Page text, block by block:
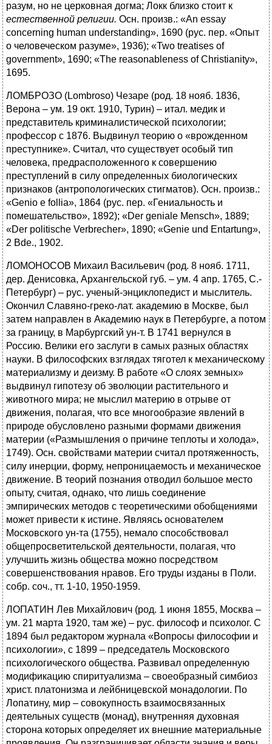
разум, но не церковная догма; Локк близко стоит к
естественной религии. Осн. произв.: «An essay
concerning human understanding», 1690 (рус. пер. «Опыт
о человеческом разуме», 1936); «Two treatises of
government», 1690; «The reasonableness of Christianity»,
1695.
ЛОМБРОЗО (Lombroso) Чезаре (род. 18 нояб. 1836,
Верона – ум. 19 окт. 1910, Турин) – итал. медик и
представитель криминалистической психологии;
профессор с 1876. Выдвинул теорию о «врожденном
преступнике». Считал, что существует особый тип
человека, предрасположенного к совершению
преступлений в силу определенных биологических
признаков (антропологических стигматов). Осн. произв.:
«Genio e follia», 1864 (рус. пер. «Гениальность и
помешательство», 1892); «Der geniale Mensch», 1889;
«Der politische Verbrecher», 1890; «Genie und Entartung»,
2 Bde., 1902.
ЛОМОНОСОВ Михаил Васильевич (род. 8 нояб. 1711,
дер. Денисовка, Архангельской губ. – ум. 4 апр. 1765, С.-
Петербург) – рус. ученый-энциклопедист и мыслитель.
Окончил Славяно-греко-лат. академию в Москве, был
затем направлен в Академию наук в Петербурге, а потом
за границу, в Марбургский ун-т. В 1741 вернулся в
Россию. Велики его заслуги в самых разных областях
науки. В философских взглядах тяготел к механическому
материализму и деизму. В работе «О слоях земных»
выдвинул гипотезу об эволюции растительного и
животного мира; не мыслил материю в отрыве от
движения, полагая, что все многообразие явлений в
природе обусловлено разными формами движения
материи («Размышления о причине теплоты и холода»,
1749). Осн. свойствами материи считал протяженность,
силу инерции, форму, непроницаемость и механическое
движение. В теорий познания отводил большое место
опыту, считая, однако, что лишь соединение
эмпирических методов с теоретическими обобщениями
может привести к истине. Являясь основателем
Московского ун-та (1755), немало способствовал
общепросветительской деятельности, полагая, что
улучшить жизнь общества можно посредством
совершенствования нравов. Его труды изданы в Поли.
собр. соч., тт. 1-10, 1950-1959.
ЛОПАТИН Лев Михайлович (род. 1 июня 1855, Москва –
ум. 21 марта 1920, там же) – рус. философ и психолог. С
1894 был редактором журнала «Вопросы философии и
психологии», с 1899 – председатель Московского
психологического общества. Развивал определенную
модификацию спиритуализма – своеобразный симбиоз
христ. платонизма и лейбницевской монадологии. По
Лопатину, мир – совокупность взаимосвязанных
деятельных существ (монад), внутренняя духовная
сторона которых определяет их внешние материальные